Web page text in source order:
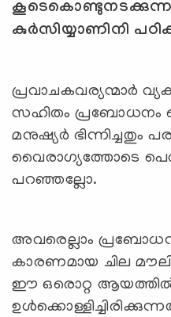
കുര്‍സിയ്യാണിനി
പ്രവാചകവര്യന്മാര്‍
സഹിതം പ്രബോധനം
മനുഷ്യര്‍ ഭിന്നിച്ചതും
വൈരാഗ്യത്തോടെ
പറഞ്ഞല്ലോ.
അവരെല്ലാം
കാരണമായ ചില
ഈ ഒരൊറ്റ